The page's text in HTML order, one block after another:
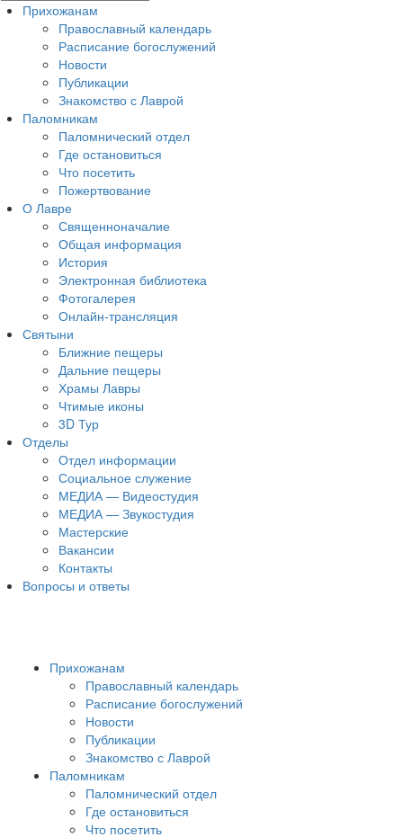
Прихожанам
Православный календарь
Расписание богослужений
Новости
Публикации
Знакомство с Лаврой
Паломникам
Паломнический отдел
Где остановиться
Что посетить
Пожертвование
О Лавре
Священноначалие
Общая информация
История
Электронная библиотека
Фотогалерея
Онлайн-трансляция
Святыни
Ближние пещеры
Дальние пещеры
Храмы Лавры
Чтимые иконы
3D Тур
Отделы
Отдел информации
Социальное служение
МЕДИА — Видеостудия
МЕДИА — Звукостудия
Мастерские
Вакансии
Контакты
Вопросы и ответы
Прихожанам
Православный календарь
Расписание богослужений
Новости
Публикации
Знакомство с Лаврой
Паломникам
Паломнический отдел
Где остановиться
Что посетить